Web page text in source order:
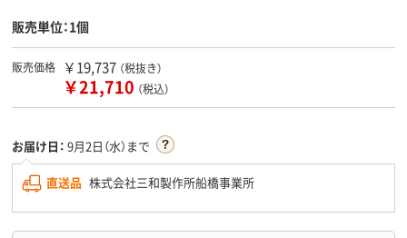
販売単位：1個
販売価格 ￥19,737 （税抜き）
￥21,710 （税込）
お届け日： 9月2日（水）まで
直送品 株式会社三和製作所船橋事業所